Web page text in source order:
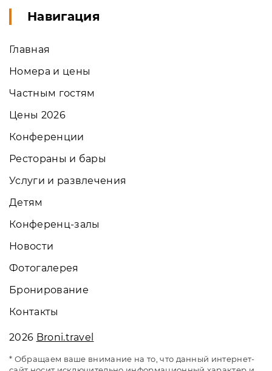
Навигация
Главная
Номера и цены
Частным гостям
Цены 2026
Конференции
Рестораны и бары
Услуги и развлечения
Детям
Конференц-залы
Новости
Фотогалерея
Бронирование
Контакты
2026 Broni.travel
* Обращаем ваше внимание на то, что данный интернет-